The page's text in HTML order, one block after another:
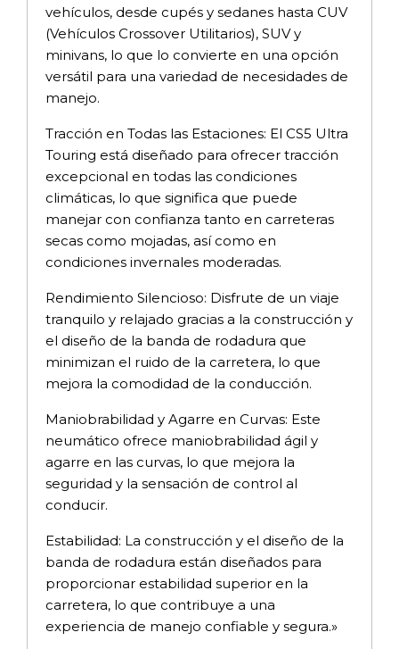
vehículos, desde cupés y sedanes hasta CUV
(Vehículos Crossover Utilitarios), SUV y
minivans, lo que lo convierte en una opción
versátil para una variedad de necesidades de
manejo.
Tracción en Todas las Estaciones: El CS5 Ultra
Touring está diseñado para ofrecer tracción
excepcional en todas las condiciones
climáticas, lo que significa que puede
manejar con confianza tanto en carreteras
secas como mojadas, así como en
condiciones invernales moderadas.
Rendimiento Silencioso: Disfrute de un viaje
tranquilo y relajado gracias a la construcción y
el diseño de la banda de rodadura que
minimizan el ruido de la carretera, lo que
mejora la comodidad de la conducción.
Maniobrabilidad y Agarre en Curvas: Este
neumático ofrece maniobrabilidad ágil y
agarre en las curvas, lo que mejora la
seguridad y la sensación de control al
conducir.
Estabilidad: La construcción y el diseño de la
banda de rodadura están diseñados para
proporcionar estabilidad superior en la
carretera, lo que contribuye a una
experiencia de manejo confiable y segura.»